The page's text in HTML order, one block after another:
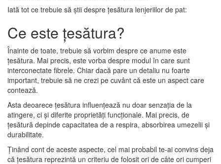
Iată tot ce trebuie să știi despre țesătura lenjeriilor de pat:
Ce este țesătura?
Înainte de toate, trebuie să vorbim despre ce anume este
țesătura. Mai precis, este vorba despre modul în care sunt
interconectate fibrele. Chiar dacă pare un detaliu nu foarte
important, trebuie să ne crezi pe cuvânt că este un aspect care
contează.
Asta deoarece țesătura influențează nu doar senzația de la
atingere, ci și diferite proprietăți funcționale. Mai precis, de
țesătură depinde capacitatea de a respira, absorbirea umezelii și
durabilitate.
Ținând cont de aceste aspecte, cel mai probabil te-ai convins deja
că țesătura reprezintă un criteriu de folosit ori de câte ori cumperi